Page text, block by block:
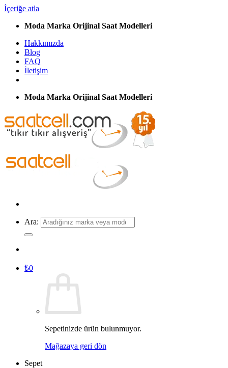
İçeriğe atla
Moda Marka Orijinal Saat Modelleri
Hakkımızda
Blog
FAQ
İletişim
Moda Marka Orijinal Saat Modelleri
Ara:
₺0
Sepetinizde ürün bulunmuyor.
Mağazaya geri dön
Sepet